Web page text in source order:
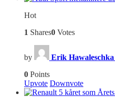
Hot
1 Shares0 Votes
by Erik Hawaleschka
0 Points
Upvote Downvote